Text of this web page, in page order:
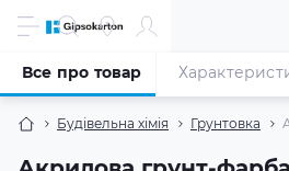
Будівельна хімія Грунтовка
Все про товар